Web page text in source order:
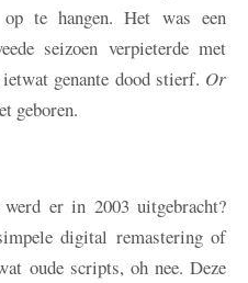
op te hangen. Het was een
seizoen verpieterde met
genante dood stierf. Or
geboren.
er in 2003 uitgebracht?
digital remastering of
oude scripts, oh nee. Deze